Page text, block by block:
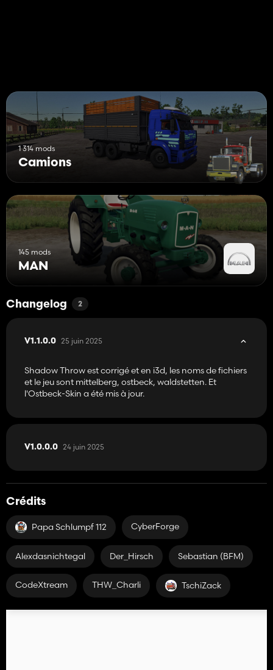
1 314 mods
Camions
145 mods
MAN
Changelog 2
V1.1.0.0 25 juin 2025
Shadow Throw est corrigé et en i3d, les noms de fichiers
et le jeu sont mittelberg, ostbeck, waldstetten. Et
l'Ostbeck-Skin a été mis à jour.
V1.0.0.0 24 juin 2025
Crédits
Papa Schlumpf 112 CyberForge
Alexdasnichtegal Der_Hirsch Sebastian (BFM)
CodeXtream THW_Charli TschiZack